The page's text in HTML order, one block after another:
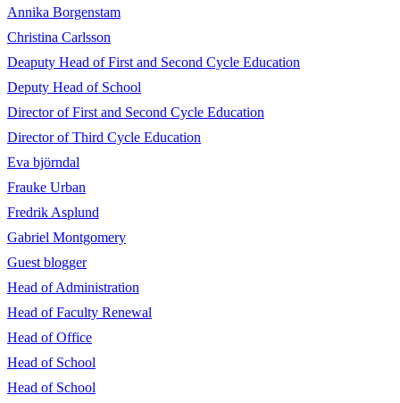
Annika Borgenstam
Christina Carlsson
Deaputy Head of First and Second Cycle Education
Deputy Head of School
Director of First and Second Cycle Education
Director of Third Cycle Education
Eva björndal
Frauke Urban
Fredrik Asplund
Gabriel Montgomery
Guest blogger
Head of Administration
Head of Faculty Renewal
Head of Office
Head of School
Head of School